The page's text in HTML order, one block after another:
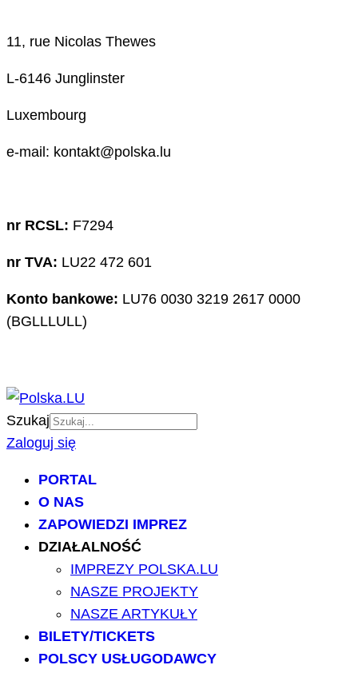
11, rue Nicolas Thewes
L-6146 Junglinster
Luxembourg
e-mail: kontakt@polska.lu
nr RCSL: F7294
nr TVA: LU22 472 601
Konto bankowe: LU76 0030 3219 2617 0000
(BGLLLULL)
Szukaj
Zaloguj się
PORTAL
O NAS
ZAPOWIEDZI IMPREZ
DZIAŁALNOŚĆ
IMPREZY POLSKA.LU
NASZE PROJEKTY
NASZE ARTYKUŁY
BILETY/TICKETS
POLSCY USŁUGODAWCY